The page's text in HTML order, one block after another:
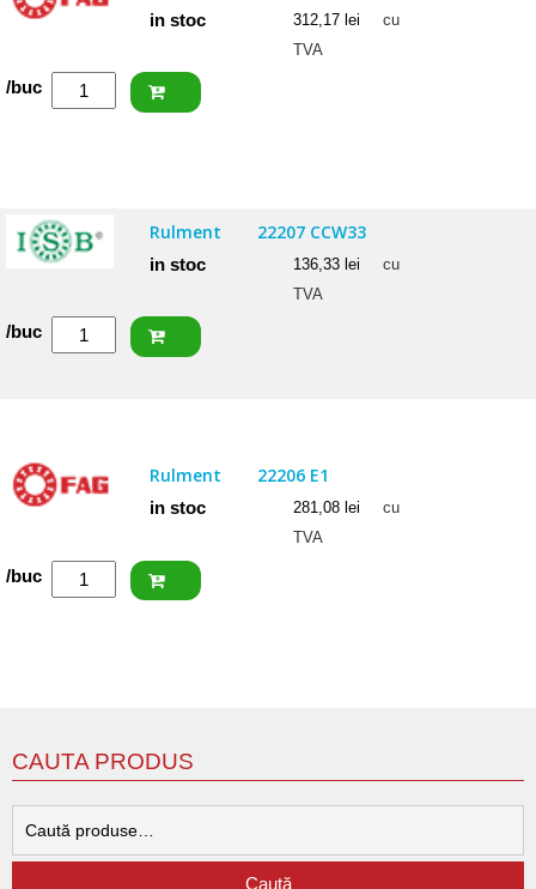
in stoc 312,17 lei
cu
TVA
Cantitate
/buc
Rulment 22207 CCW33
in stoc 136,33 lei
cu
TVA
Cantitate
/buc
Rulment 22206 E1
in stoc 281,08 lei
cu
TVA
Cantitate
/buc
CAUTA PRODUS
Caută